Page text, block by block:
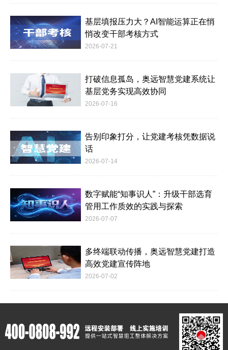
基层填报压力大？AI智能运算正在悄
悄改变干部考核方式
2026-07-21
打破信息孤岛，奥远智慧党建系统让
基层党务实现高效协同
2026-07-16
告别印象打分，让党建考核凭数据说
话
2026-07-14
数字赋能“知事识人”：升级干部选育
管用工作质效的实践与探索
2026-07-07
多终端联动传播，奥远智慧党建打造
高效党建宣传阵地
2026-07-02